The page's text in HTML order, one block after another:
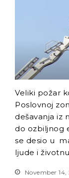
Veliki požar
Poslovnoj
dešavanja iz
do ozbiljnog
se desio u
ljude i
November 14,